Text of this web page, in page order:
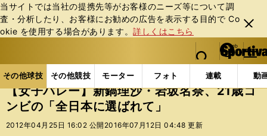
当サイトでは当社の提携先等がお客様のニーズ等について調
査・分析したり、お客様にお勧めの広告を表⽰する⽬的で Co
okie を使⽤する場合があります。詳しくはこちら
閉じ
る
web Sportiva (webスポルティーバ)
検索
マイペ
ー
ジ
メニュ
その他球技 その他競技 モーター フォト 連載 動
ス
ポ
ル
その他球技の記事一覧 バレー 【女子バレー】新鍋
【女子バレー】新鍋理沙・岩坂名奈、21歳コ
ンビの「全日本に選ばれて」
2012年04月25日 16:02 公開 2016年07月12日 04:48 更新